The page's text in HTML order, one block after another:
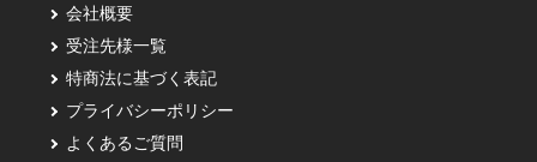
会社概要
受注先様一覧
特商法に基づく表記
プライバシーポリシー
よくあるご質問